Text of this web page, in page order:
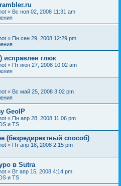
« Вс ноя 02, 2008 11:31 am
« Пн сен 29, 2008 12:29 pm
исправлен глюк
« Пт июн 27, 2008 10:02 am
« Вс май 25, 2008 3:02 pm
GeoIP
« Пн апр 28, 2008 11:06 pm
и TS
(безредиректный способ)
« Пт апр 18, 2008 2:15 pm
в Sutra
« Вт апр 15, 2008 4:14 pm
и TS